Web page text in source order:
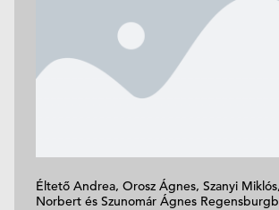
Éltető Andrea, Orosz Ágnes, Szanyi
Norbert és Szunomár Ágnes